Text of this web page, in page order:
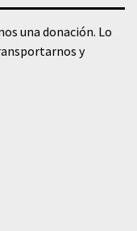
una donación. Lo
y